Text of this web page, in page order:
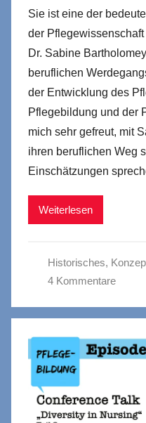
Sie ist eine der
der
Dr. Sabine
beruflichen
der Entwicklung des
Pflegebildung und der
mich sehr gefreut, mit
ihren beruflichen Weg
Einschätzungen
Weiterlesen
Historisches,
4 Kommentare